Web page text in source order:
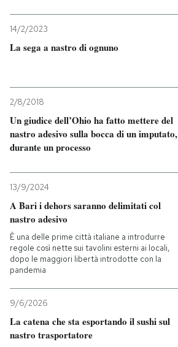
14/2/2023
La sega a nastro di ognuno
2/8/2018
Un giudice dell’Ohio ha fatto mettere del
nastro adesivo sulla bocca di un imputato,
durante un processo
13/9/2024
A Bari i dehors saranno delimitati col
nastro adesivo
È una delle prime città italiane a introdurre
regole così nette sui tavolini esterni ai locali,
dopo le maggiori libertà introdotte con la
pandemia
9/6/2026
La catena che sta esportando il sushi sul
nastro trasportatore